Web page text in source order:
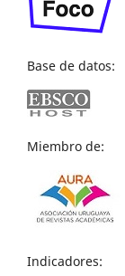
Base de datos:
Miembro de:
Indicadores: